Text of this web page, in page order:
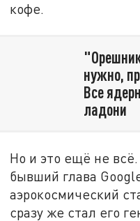
кофе.
нужно,
Все
ладони
Но и это ещё не
бывший глава
аэрокосмический
сразу же стал его